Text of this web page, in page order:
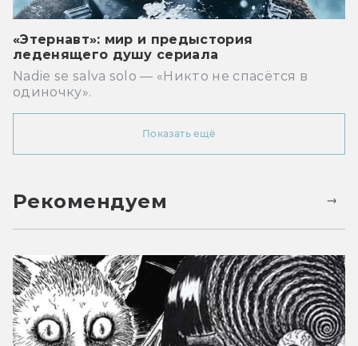
«Этернавт»: мир и предыстория
леденящего душу сериала
Nadie se salva solo — «Никто не спасётся в
одиночку».
Показать ещё
Рекомендуем